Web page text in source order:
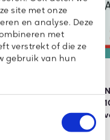
site met onze
en analyse. Deze
met
verstrekt of die ze
gebruik van hun
kpn
Onze partner
wereldwijde top
duurzame